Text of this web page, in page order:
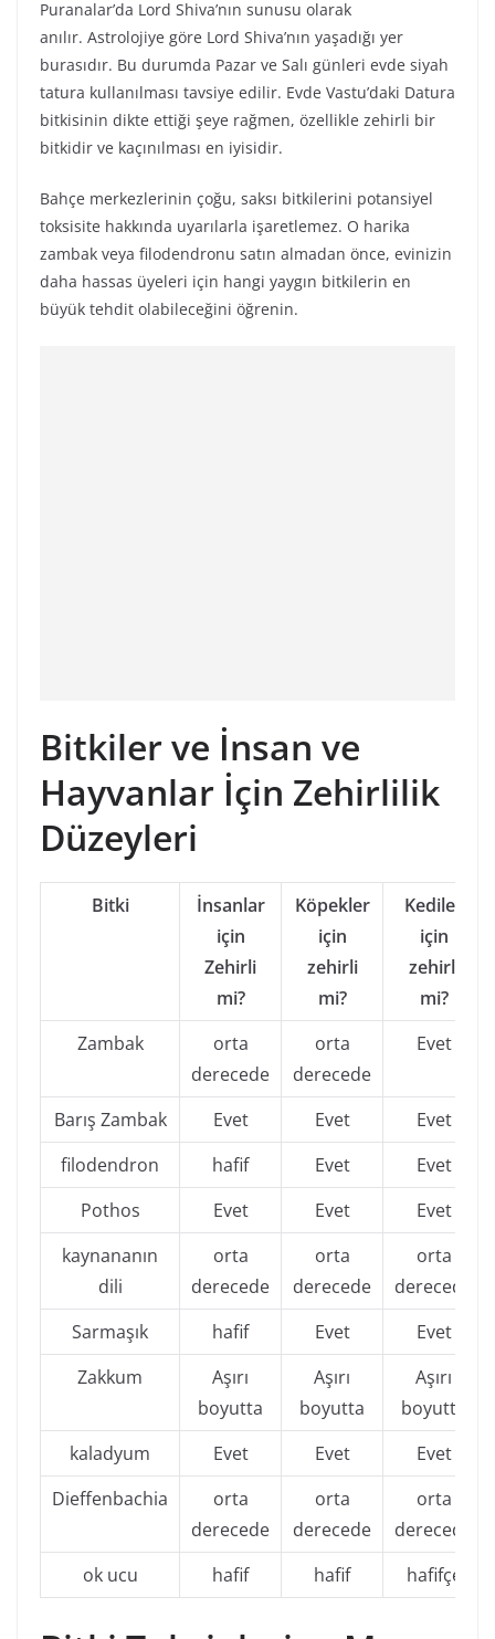
Puranalar’da Lord Shiva’nın sunusu olarak
anılır. Astrolojiye göre Lord Shiva’nın yaşadığı yer
burasıdır. Bu durumda Pazar ve Salı günleri evde siyah
tatura kullanılması tavsiye edilir. Evde Vastu’daki Datura
bitkisinin dikte ettiği şeye rağmen, özellikle zehirli bir
bitkidir ve kaçınılması en iyisidir.
Bahçe merkezlerinin çoğu, saksı bitkilerini potansiyel
toksisite hakkında uyarılarla işaretlemez. O harika
zambak veya filodendronu satın almadan önce, evinizin
daha hassas üyeleri için hangi yaygın bitkilerin en
büyük tehdit olabileceğini öğrenin.
Bitkiler ve İnsan ve
Hayvanlar İçin Zehirlilik
Düzeyleri
Bitki
İnsanlar
için
Zehirli
mi?
Köpekler
için
zehirli
mi?
Kediler
için
zehirli
mi?
Zambak
orta
derecede
orta
derecede
Evet
Barış Zambak Evet Evet
Evet
filodendron
hafif Evet
Evet
Pothos
Evet Evet
Evet
kaynananın
dili
orta
derecede
orta
derecede
orta
derecede
Sarmaşık
hafif Evet
Evet
Zakkum
Aşırı
boyutta
Aşırı
boyutta
Aşırı
boyutta
kaladyum
Evet Evet
Evet
Dieffenbachia
orta
derecede
orta
derecede
orta
derecede
ok ucu
hafif hafif hafifçe